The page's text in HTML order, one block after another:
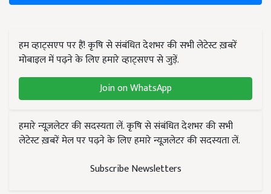
हम व्हाट्सएप पर हैं! कृषि से संबंधित देशभर की सभी लेटेस्ट ख़बरें
मोबाइल में पढ़ने के लिए हमारे व्हाट्सएप से जुड़ें.
Join on WhatsApp
हमारे न्यूज़लेटर की सदस्यता लें. कृषि से संबंधित देशभर की सभी
लेटेस्ट ख़बरें मेल पर पढ़ने के लिए हमारे न्यूज़लेटर की सदस्यता लें.
Subscribe Newsletters